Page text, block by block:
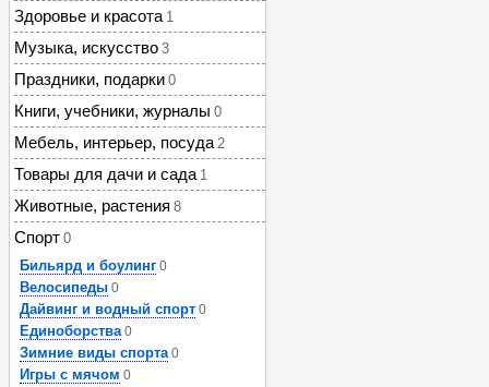
Здоровье и красота 1
Музыка, искусство 3
Праздники, подарки 0
Книги, учебники, журналы 0
Мебель, интерьер, посуда 2
Товары для дачи и сада 1
Животные, растения 8
Спорт 0
Бильярд и боулинг 0
Велосипеды 0
Дайвинг и водный спорт 0
Единоборства 0
Зимние виды спорта 0
Игры с мячом 0